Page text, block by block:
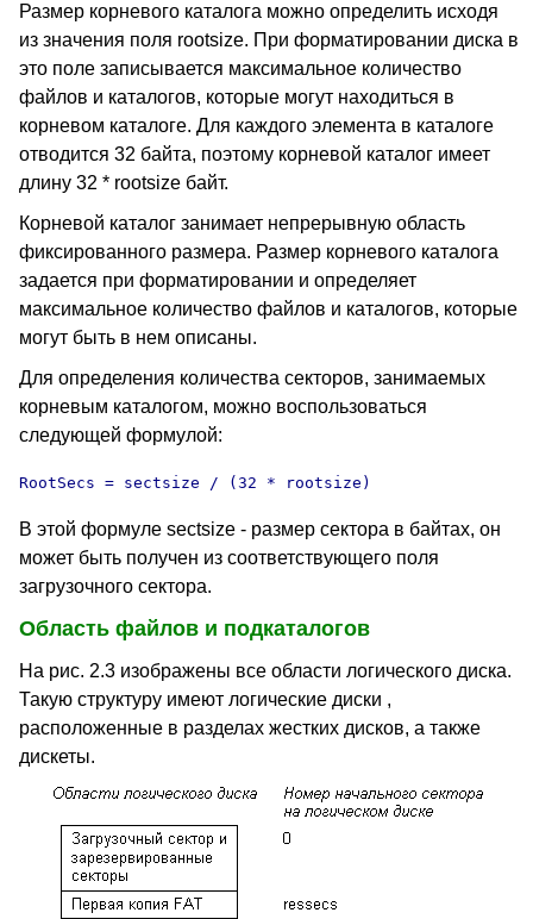
Размер корневого каталога можно определить исходя
из значения поля rootsize. При форматировании диска в
это поле записывается максимальное количество
файлов и каталогов, которые могут находиться в
корневом каталоге. Для каждого элемента в каталоге
отводится 32 байта, поэтому корневой каталог имеет
длину 32 * rootsize байт.
Корневой каталог занимает непрерывную область
фиксированного размера. Размер корневого каталога
задается при форматировании и определяет
максимальное количество файлов и каталогов, которые
могут быть в нем описаны.
Для определения количества секторов, занимаемых
корневым каталогом, можно воспользоваться
следующей формулой:
RootSecs = sectsize / (32 * rootsize)
В этой формуле sectsize - размер сектора в байтах, он
может быть получен из соответствующего поля
загрузочного сектора.
Область файлов и подкаталогов
На рис. 2.3 изображены все области логического диска.
Такую структуру имеют логические диски ,
расположенные в разделах жестких дисков, а также
дискеты.